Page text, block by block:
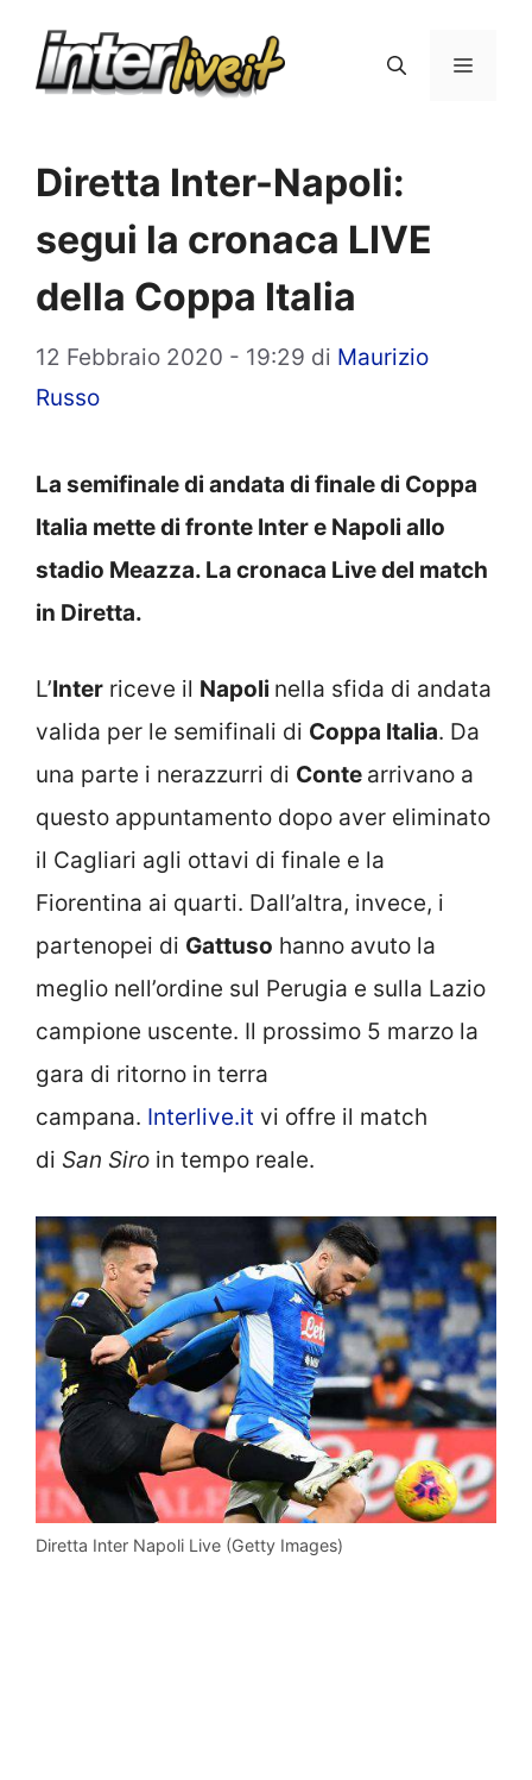
Menu
Diretta Inter-Napoli:
segui la cronaca LIVE
della Coppa Italia
12 Febbraio 2020 - 19:29 di Maurizio
Russo
La semifinale di andata di finale di Coppa
Italia mette di fronte Inter e Napoli allo
stadio Meazza. La cronaca Live del match
in Diretta.
L’Inter riceve il Napoli nella sfida di andata
valida per le semifinali di Coppa Italia. Da
una parte i nerazzurri di Conte arrivano a
questo appuntamento dopo aver eliminato
il Cagliari agli ottavi di finale e la
Fiorentina ai quarti. Dall’altra, invece, i
partenopei di Gattuso hanno avuto la
meglio nell’ordine sul Perugia e sulla Lazio
campione uscente. Il prossimo 5 marzo la
gara di ritorno in terra
campana. Interlive.it vi offre il match
di San Siro in tempo reale.
Diretta Inter Napoli Live (Getty Images)